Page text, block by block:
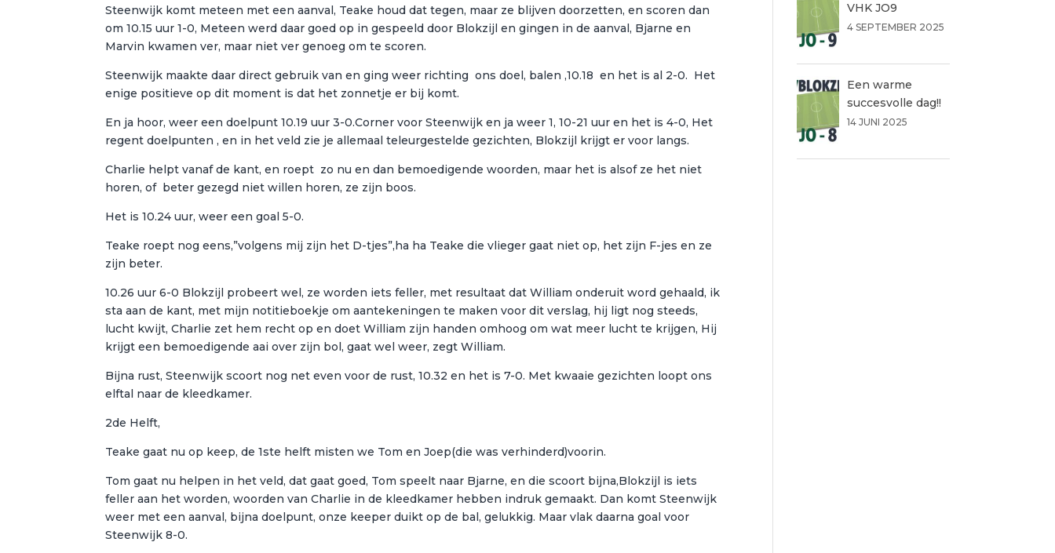
Steenwijk komt meteen met een aanval, Teake houd dat tegen, maar ze blijven doorzetten, en scoren dan
om 10.15 uur 1-0, Meteen werd daar goed op in gespeeld door Blokzijl en gingen in de aanval, Bjarne en
Marvin kwamen ver, maar niet ver genoeg om te scoren.
Steenwijk maakte daar direct gebruik van en ging weer richting ons doel, balen ,10.18 en het is al 2-0. Het
enige positieve op dit moment is dat het zonnetje er bij komt.
En ja hoor, weer een doelpunt 10.19 uur 3-0.Corner voor Steenwijk en ja weer 1, 10-21 uur en het is 4-0, Het
regent doelpunten , en in het veld zie je allemaal teleurgestelde gezichten, Blokzijl krijgt er voor langs.
Charlie helpt vanaf de kant, en roept zo nu en dan bemoedigende woorden, maar het is alsof ze het niet
horen, of beter gezegd niet willen horen, ze zijn boos.
Het is 10.24 uur, weer een goal 5-0.
Teake roept nog eens,”volgens mij zijn het D-tjes”,ha ha Teake die vlieger gaat niet op, het zijn F-jes en ze
zijn beter.
10.26 uur 6-0 Blokzijl probeert wel, ze worden iets feller, met resultaat dat William onderuit word gehaald, ik
sta aan de kant, met mijn notitieboekje om aantekeningen te maken voor dit verslag, hij ligt nog steeds,
lucht kwijt, Charlie zet hem recht op en doet William zijn handen omhoog om wat meer lucht te krijgen, Hij
krijgt een bemoedigende aai over zijn bol, gaat wel weer, zegt William.
Bijna rust, Steenwijk scoort nog net even voor de rust, 10.32 en het is 7-0. Met kwaaie gezichten loopt ons
elftal naar de kleedkamer.
2de Helft,
Teake gaat nu op keep, de 1ste helft misten we Tom en Joep(die was verhinderd)voorin.
Tom gaat nu helpen in het veld, dat gaat goed, Tom speelt naar Bjarne, en die scoort bijna,Blokzijl is iets
feller aan het worden, woorden van Charlie in de kleedkamer hebben indruk gemaakt. Dan komt Steenwijk
weer met een aanval, bijna doelpunt, onze keeper duikt op de bal, gelukkig. Maar vlak daarna goal voor
Steenwijk 8-0.
VHK JO9
4 SEPTEMBER 2025
Een warme
succesvolle dag!!
14 JUNI 2025